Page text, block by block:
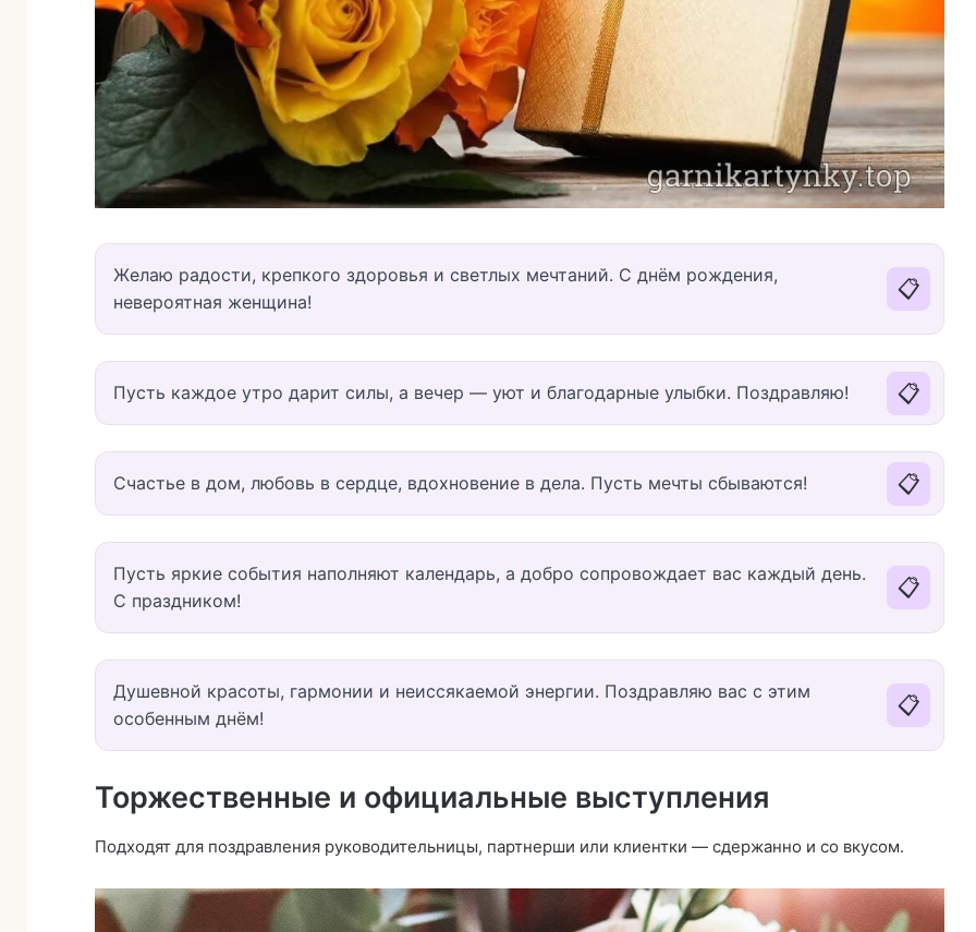
Желаю радости, крепкого здоровья и светлых мечтаний. С днём рождения,
невероятная женщина!
📋
Пусть каждое утро дарит силы, а вечер — уют и благодарные улыбки. Поздравляю! 📋
Счастье в дом, любовь в сердце, вдохновение в дела. Пусть мечты сбываются! 📋
Пусть яркие события наполняют календарь, а добро сопровождает вас каждый день.
С праздником!
📋
Душевной красоты, гармонии и неиссякаемой энергии. Поздравляю вас с этим
особенным днём!
📋
Торжественные и официальные выступления
Подходят для поздравления руководительницы, партнерши или клиентки — сдержанно и со вкусом.